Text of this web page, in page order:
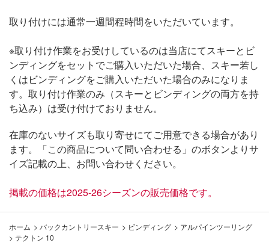
取り付けには通常一週間程時間をいただいています。
※取り付け作業をお受けしているのは当店にてスキーとビ
ンディングをセットでご購入いただいた場合、スキー若し
くはビンディングをご購入いただいた場合のみになりま
す。取り付け作業のみ（スキーとビンディングの両方を持
ち込み）は受け付けておりません。
在庫のないサイズも取り寄せにてご用意できる場合があり
ます。「この商品について問い合わせる」のボタンよりサ
イズ記載の上、お問い合わせください。
掲載の価格は2025-26シーズンの販売価格です。
ホーム > バックカントリースキー > ビンディング > アルパインツーリング
> テクトン 10